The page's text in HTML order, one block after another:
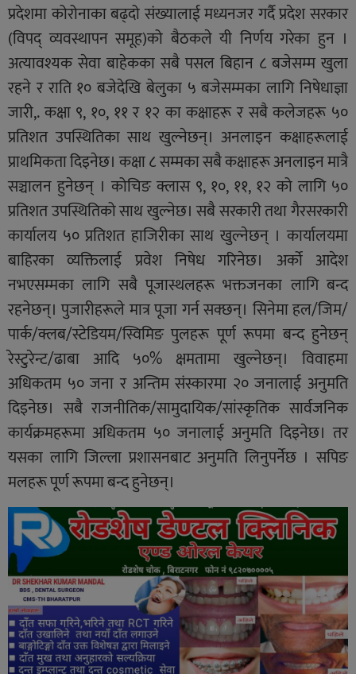
प्रदेशमा कोरोनाका बढ्दो संख्यालाई मध्यनजर गर्दै प्रदेश सरकार
(विपद् व्यवस्थापन समूह)को बैठकले यी निर्णय गरेका हुन ।
अत्यावश्यक सेवा बाहेकका सबै पसल बिहान ८ बजेसम्म खुला
रहने र राति १० बजेदेखि बेलुका ५ बजेसम्मका लागि निषेधाज्ञा
जारी,. कक्षा ९, १०, ११ र १२ का कक्षाहरू र सबै कलेजहरू ५०
प्रतिशत उपस्थितिका साथ खुल्नेछन्। अनलाइन कक्षाहरूलाई
प्राथमिकता दिइनेछ। कक्षा ८ सम्मका सबै कक्षाहरू अनलाइन मात्रै
सञ्चालन हुनेछन् । कोचिङ क्लास ९, १०, ११, १२ को लागि ५०
प्रतिशत उपस्थितिको साथ खुल्नेछ। सबै सरकारी तथा गैरसरकारी
कार्यालय ५० प्रतिशत हाजिरीका साथ खुल्नेछन् । कार्यालयमा
बाहिरका व्यक्तिलाई प्रवेश निषेध गरिनेछ। अर्को आदेश
नभएसम्मका लागि सबै पूजास्थलहरू भक्तजनका लागि बन्द
रहनेछन्। पुजारीहरूले मात्र पूजा गर्न सक्छन्। सिनेमा हल/जिम/
पार्क/क्लब/स्टेडियम/स्विमिङ पुलहरू पूर्ण रूपमा बन्द हुनेछन्
रेस्टुरेन्ट/ढाबा आदि ५०% क्षमतामा खुल्नेछन्। विवाहमा
अधिकतम ५० जना र अन्तिम संस्कारमा २० जनालाई अनुमति
दिइनेछ। सबै राजनीतिक/सामुदायिक/सांस्कृतिक सार्वजनिक
कार्यक्रमहरूमा अधिकतम ५० जनालाई अनुमति दिइनेछ। तर
यसका लागि जिल्ला प्रशासनबाट अनुमति लिनुपर्नेछ । सपिङ
मलहरू पूर्ण रूपमा बन्द हुनेछन्।